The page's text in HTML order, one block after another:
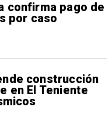
confirma pago de
por caso
construcción
en El Teniente